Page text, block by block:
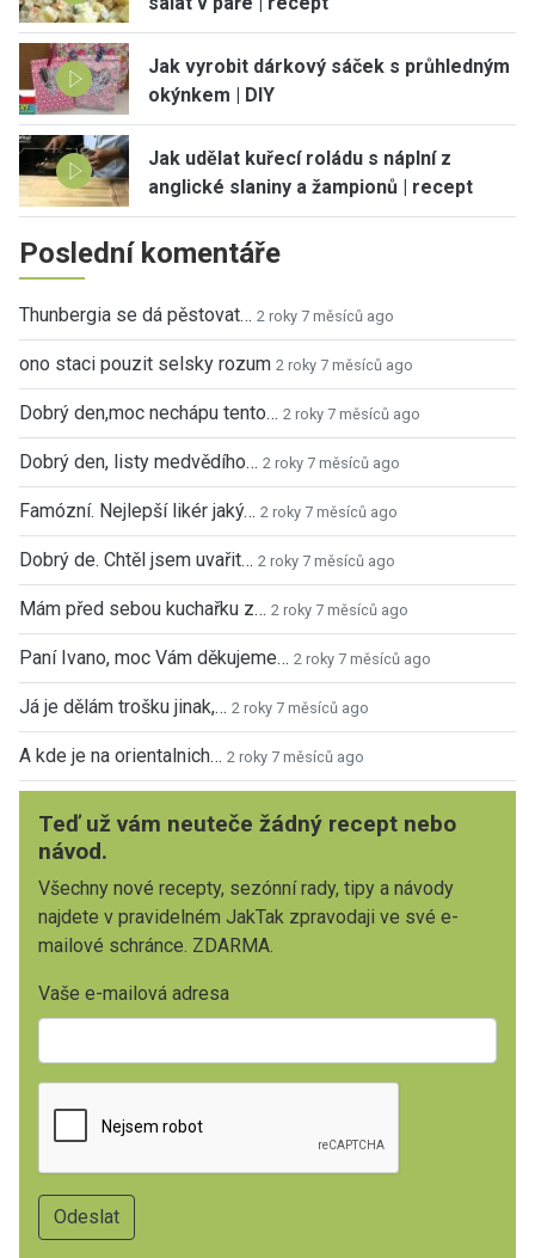
Jak vyrobit dárkový sáček s průhledným
okýnkem | DIY
Jak udělat kuřecí roládu s náplní z
anglické slaniny a žampionů | recept
Poslední komentáře
Thunbergia se dá pěstovat… 2 roky 7 měsíců ago
ono staci pouzit selsky rozum 2 roky 7 měsíců ago
Dobrý den,moc nechápu tento… 2 roky 7 měsíců ago
Dobrý den, listy medvědího… 2 roky 7 měsíců ago
Famózní. Nejlepší likér jaký… 2 roky 7 měsíců ago
Dobrý de. Chtěl jsem uvařit… 2 roky 7 měsíců ago
Mám před sebou kuchařku z… 2 roky 7 měsíců ago
Paní Ivano, moc Vám děkujeme… 2 roky 7 měsíců ago
Já je dělám trošku jinak,… 2 roky 7 měsíců ago
A kde je na orientalnich… 2 roky 7 měsíců ago
Teď už vám neuteče žádný recept nebo
návod.
Všechny nové recepty, sezónní rady, tipy a návody
najdete v pravidelném JakTak zpravodaji ve své e-
mailové schránce. ZDARMA.
Vaše e-mailová adresa